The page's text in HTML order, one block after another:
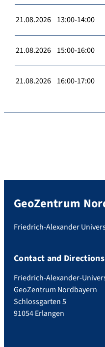
21.08.2026 13:00-14:00
21.08.2026 15:00-16:00
21.08.2026 16:00-17:00
GeoZentrum
Friedrich-Alexander
Contact and Directions
Friedrich-Alexander-
GeoZentrum Nordbayern
Schlossgarten 5
91054 Erlangen